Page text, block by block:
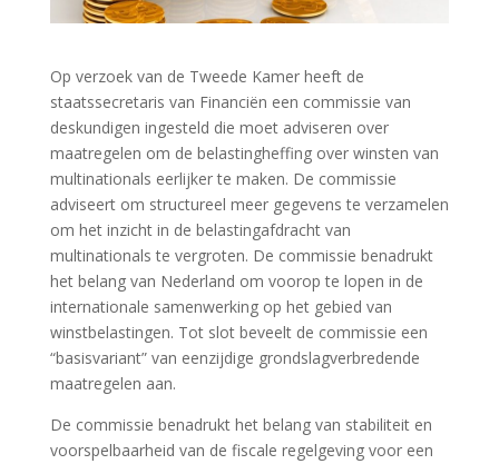
Op verzoek van de Tweede Kamer heeft de
staatssecretaris van Financiën een commissie van
deskundigen ingesteld die moet adviseren over
maatregelen om de belastingheffing over winsten van
multinationals eerlijker te maken. De commissie
adviseert om structureel meer gegevens te verzamelen
om het inzicht in de belastingafdracht van
multinationals te vergroten. De commissie benadrukt
het belang van Nederland om voorop te lopen in de
internationale samenwerking op het gebied van
winstbelastingen. Tot slot beveelt de commissie een
“basisvariant” van eenzijdige grondslagverbredende
maatregelen aan.
De commissie benadrukt het belang van stabiliteit en
voorspelbaarheid van de fiscale regelgeving voor een